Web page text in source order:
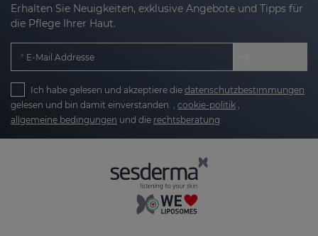
Erhalten Sie Neuigkeiten, exklusive Angebote und Tipps für
die Pflege Ihrer Haut.
E-Mail Addresse
Ich habe gelesen und akzeptiere die datenschutzbestimmungen
gelesen und bin damit einverstanden. , cookie-politik
allgemeine bedingungen und die rechtsberatung